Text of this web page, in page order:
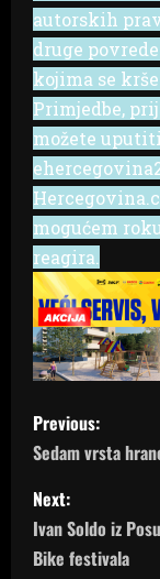
autorskih
druge
kojima se
Primjedbe,
možete
mogućem
reagira.
P
o
s
t
Previous:
Sedam vrsta
Next:
Ivan Soldo iz
Bike festivala